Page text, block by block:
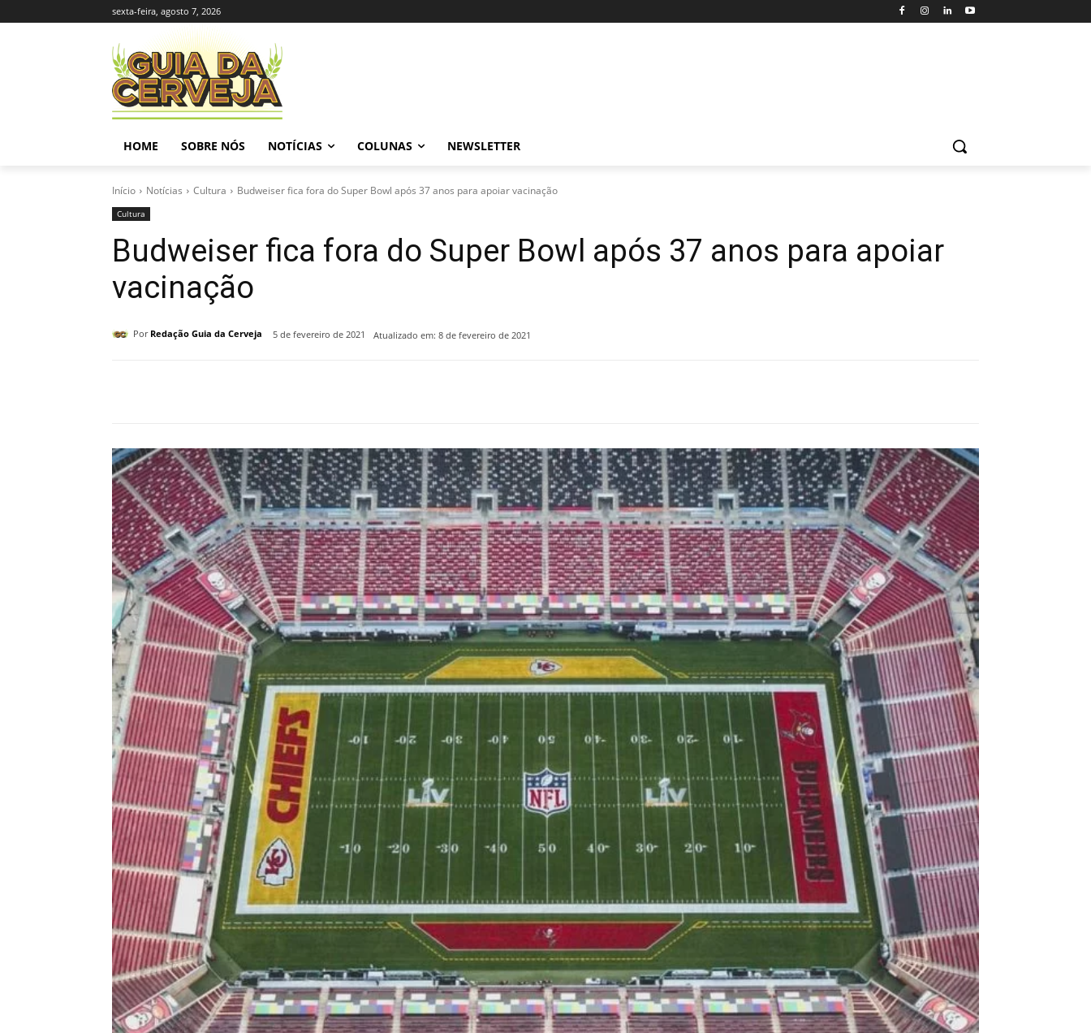
sexta-feira, agosto 7, 2026
HOME SOBRE NÓS NOTÍCIAS COLUNAS NEWSLETTER
Início Notícias Cultura Budweiser fica fora do Super Bowl após 37 anos para apoiar vacinação
Cultura
Budweiser fica fora do Super Bowl após 37 anos para apoiar
vacinação
Por Redação Guia da Cerveja 5 de fevereiro de 2021 Atualizado em: 8 de fevereiro de 2021